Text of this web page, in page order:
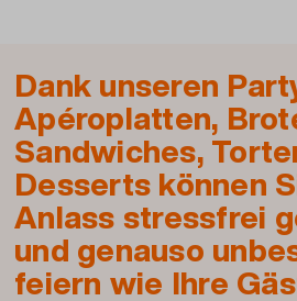
Dank unseren
Apéroplatten,
Sandwiches,
Desserts können
Anlass stressfrei
und genauso
feiern wie Ihre